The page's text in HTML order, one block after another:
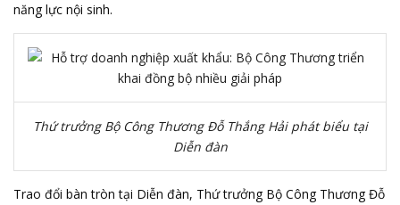
năng lực nội sinh.
Thứ trưởng Bộ Công Thương Đỗ Thắng Hải phát biểu tại
Diễn đàn
Trao đổi bàn tròn tại Diễn đàn, Thứ trưởng Bộ Công Thương Đỗ